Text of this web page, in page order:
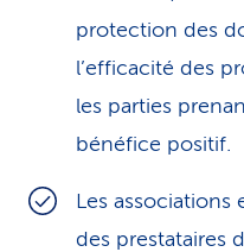
protection des
l’efficacité des
les parties
bénéfice positif.
Les associations
des prestataires